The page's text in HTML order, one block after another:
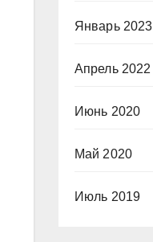
Январь 2023
Апрель 2022
Июнь 2020
Май 2020
Июль 2019